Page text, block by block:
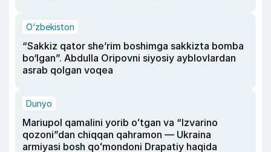
O‘zbekiston
“Sakkiz qator she’rim boshimga sakkizta bomba
bo‘lgan”. Abdulla Oripovni siyosiy ayblovlardan
asrab qolgan voqea
Dunyo
Mariupol qamalini yorib oʻtgan va “Izvarino
qozoni”dan chiqqan qahramon — Ukraina
armiyasi bosh qoʻmondoni Drapatiy haqida